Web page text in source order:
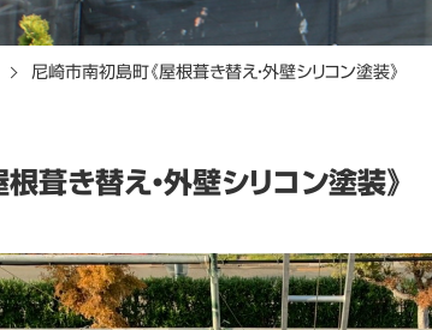
尼崎市南初島町《屋根葺き替え・外壁シリコン塗装》
葺き替え・外壁シリコン塗装》